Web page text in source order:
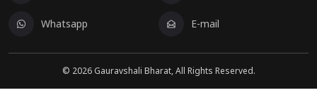
Whatsapp E-mail
© 2026Gauravshali Bharat, All Rights Reserved.